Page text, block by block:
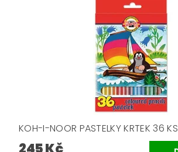
KOH-I-NOOR PASTELKY KRTEK 36 KS